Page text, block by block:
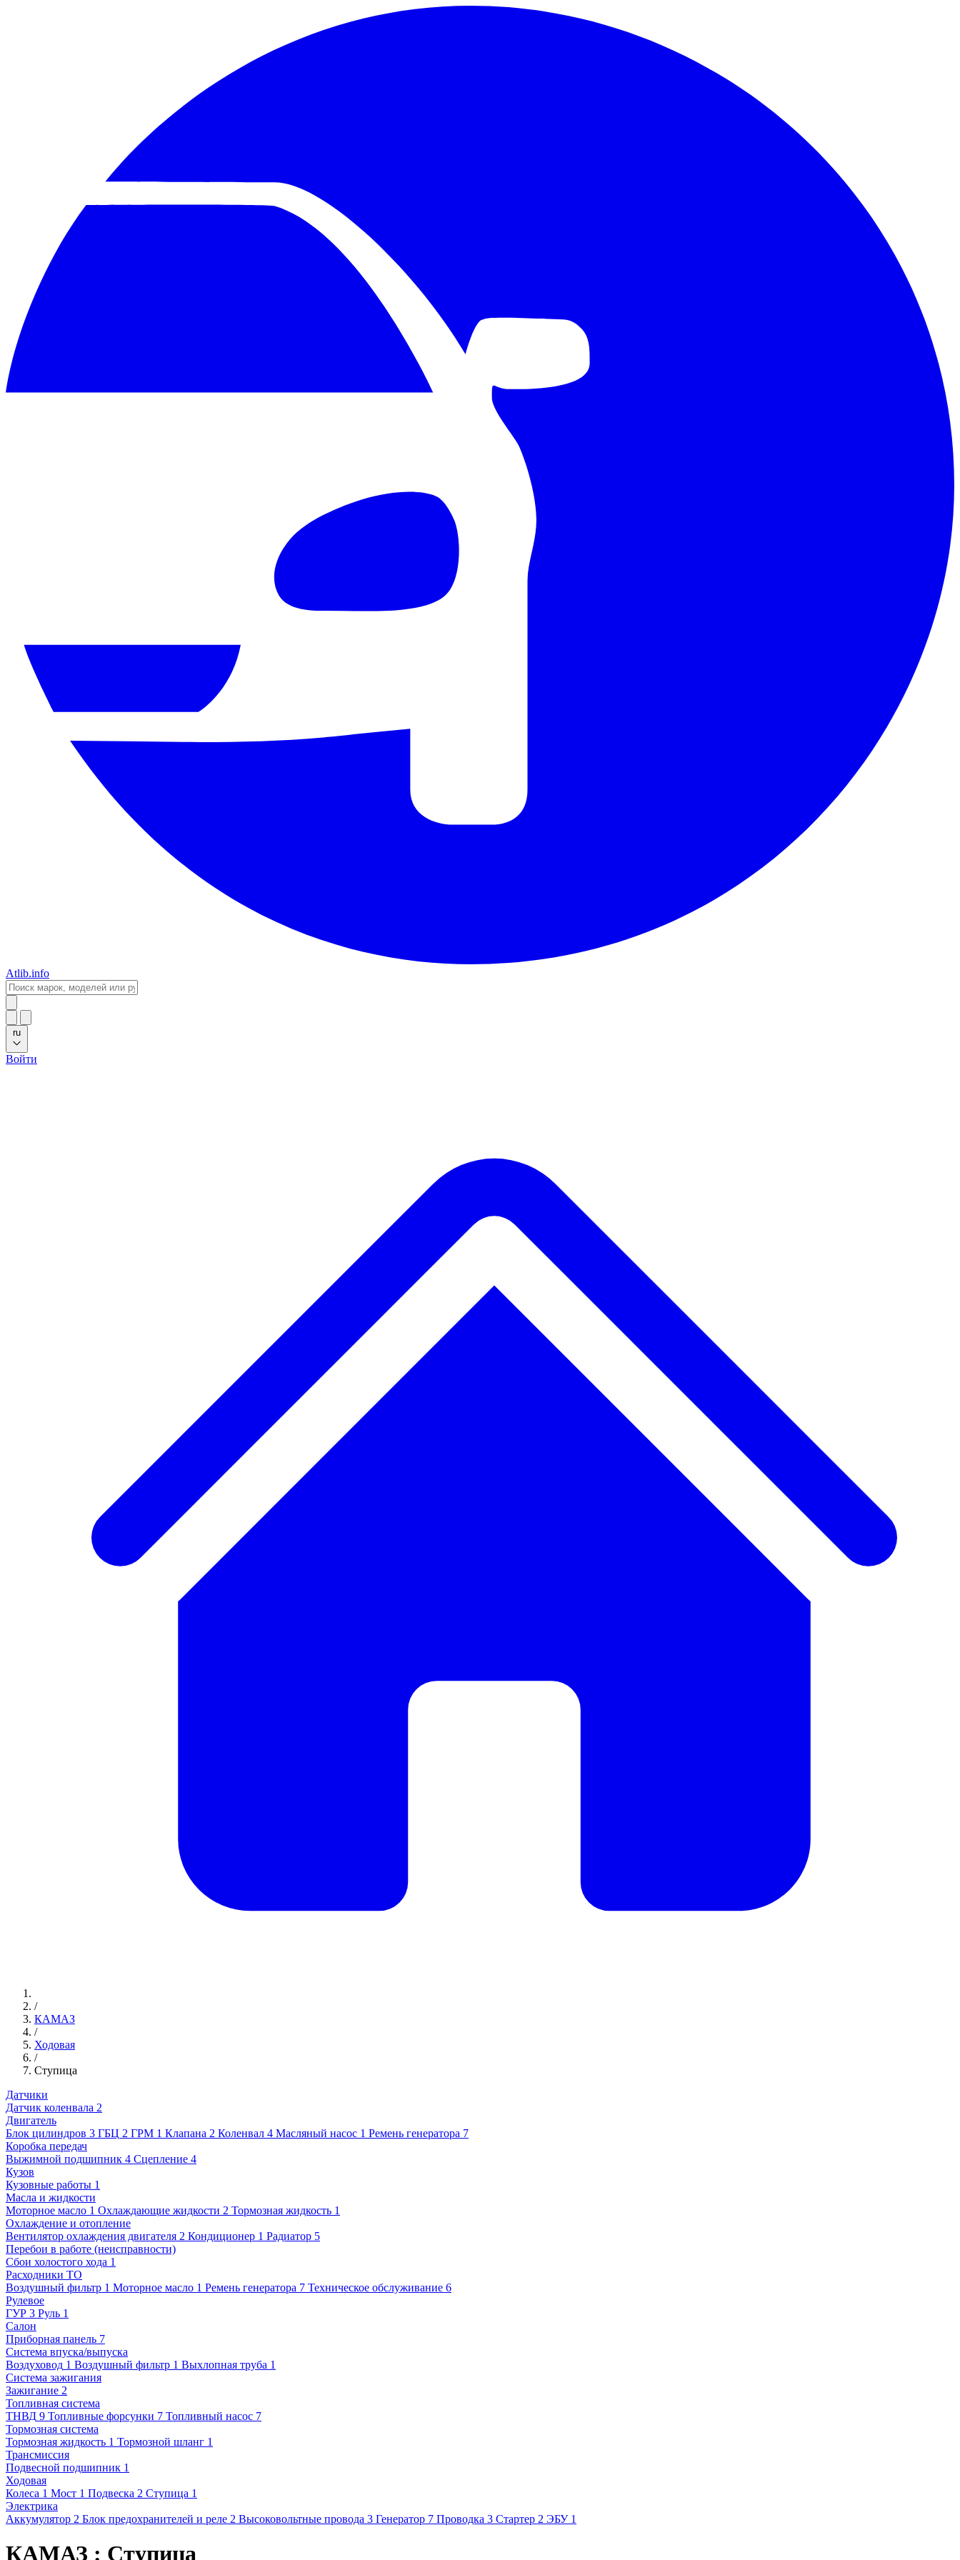
Atlib.info
ru
Войти
/
КАМАЗ
/
Ходовая
/
Ступица
Датчики
Датчик коленвала 2
Двигатель
Блок цилиндров 3 ГБЦ 2 ГРМ 1 Клапана 2 Коленвал 4 Масляный насос 1 Ремень генератора 7
Коробка передач
Выжимной подшипник 4 Сцепление 4
Кузов
Кузовные работы 1
Масла и жидкости
Моторное масло 1 Охлаждающие жидкости 2 Тормозная жидкость 1
Охлаждение и отопление
Вентилятор охлаждения двигателя 2 Кондиционер 1 Радиатор 5
Перебои в работе (неисправности)
Сбои холостого хода 1
Расходники ТО
Воздушный фильтр 1 Моторное масло 1 Ремень генератора 7 Техническое обслуживание 6
Рулевое
ГУР 3 Руль 1
Салон
Приборная панель 7
Система впуска/выпуска
Воздуховод 1 Воздушный фильтр 1 Выхлопная труба 1
Система зажигания
Зажигание 2
Топливная система
ТНВД 9 Топливные форсунки 7 Топливный насос 7
Тормозная система
Тормозная жидкость 1 Тормозной шланг 1
Трансмиссия
Подвесной подшипник 1
Ходовая
Колеса 1 Мост 1 Подвеска 2 Ступица 1
Электрика
Аккумулятор 2 Блок предохранителей и реле 2 Высоковольтные провода 3 Генератор 7 Проводка 3 Стартер 2 ЭБУ 1
КАМАЗ : Ступица